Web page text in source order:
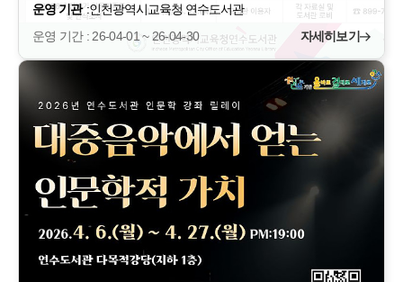
운영 기관 :인천광역시교육청 연수도서관
운영 기간 : 26-04-01 ~ 26-04-30
자세히보기